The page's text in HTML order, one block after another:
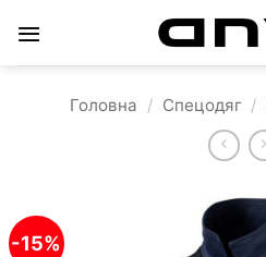
Головна / Спецодяг /
-15%